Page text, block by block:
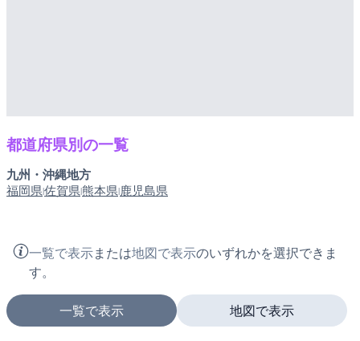
都道府県別の一覧
九州・沖縄地方
福岡県|佐賀県|熊本県|鹿児島県
一覧で表示または地図で表示のいずれかを選択できま
す。
一覧で表示 地図で表示